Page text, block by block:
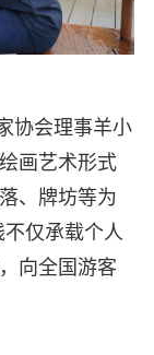
协会理事羊小
画艺术形式
、牌坊等为
仅承载个人
向全国游客